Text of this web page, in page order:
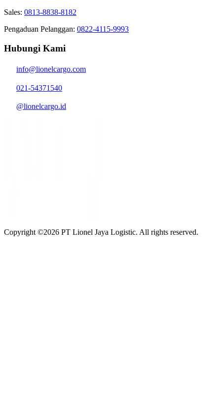
Sales: 0813-8838-8182
Pengaduan Pelanggan: 0822-4115-9993
Hubungi Kami
info@lionelcargo.com
021-54371540
@lionelcargo.id
Copyright ©2026 PT Lionel Jaya Logistic. All rights reserved.